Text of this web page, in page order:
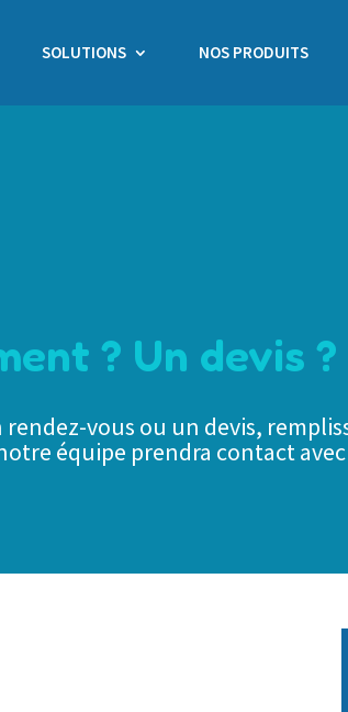
SOLUTIONS NOS PRODUITS
? Un devis ?
vous ou un devis,
équipe prendra contact